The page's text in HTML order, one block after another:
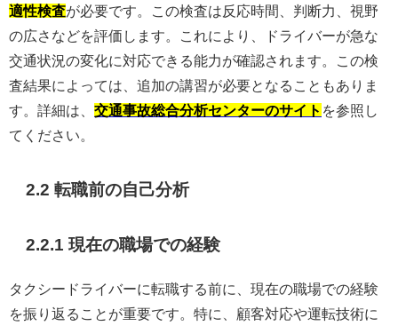
適性検査が必要です。この検査は反応時間、判断力、視野
の広さなどを評価します。これにより、ドライバーが急な
交通状況の変化に対応できる能力が確認されます。この検
査結果によっては、追加の講習が必要となることもありま
す。詳細は、 交通事故総合分析センターのサイト を参照し
てください。
2.2 転職前の自己分析
2.2.1 現在の職場での経験
タクシードライバーに転職する前に、現在の職場での経験
を振り返ることが重要です。特に、顧客対応や運転技術に